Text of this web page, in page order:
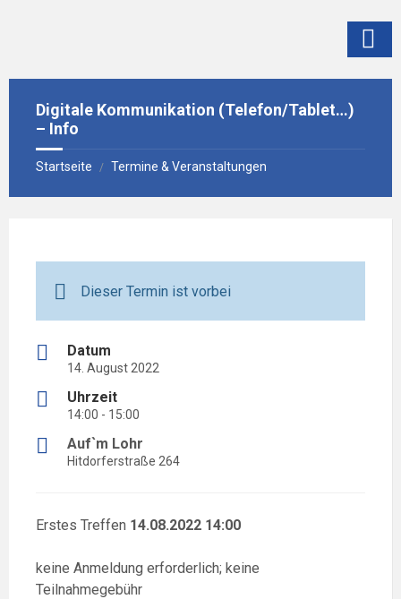
sidebar
Digitale Kommunikation (Telefon/Tablet…)
– Info
Startseite / Termine & Veranstaltungen
Dieser Termin ist vorbei
Datum
14. August 2022
Uhrzeit
14:00 - 15:00
Auf`m Lohr
Hitdorferstraße 264
Erstes Treffen 14.08.2022 14:00
keine Anmeldung erforderlich; keine
Teilnahmegebühr